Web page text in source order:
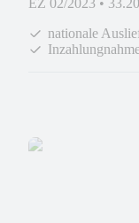
nationale